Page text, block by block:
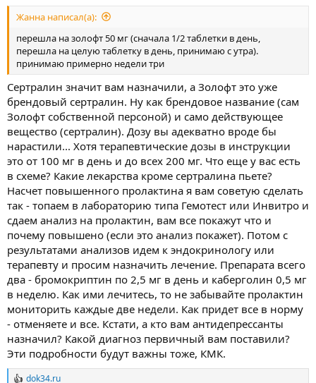
Жанна написал(а):
перешла на золофт 50 мг (сначала 1/2 таблетки в день,
перешла на целую таблетку в день, принимаю с утра).
принимаю примерно недели три
Сертралин значит вам назначили, а Золофт это уже
брендовый сертралин. Ну как брендовое название (сам
Золофт собственной персоной) и само действующее
вещество (сертралин). Дозу вы адекватно вроде бы
нарастили... Хотя терапевтические дозы в инструкции
это от 100 мг в день и до всех 200 мг. Что еще у вас есть
в схеме? Какие лекарства кроме сертралина пьете?
Насчет повышенного пролактина я вам советую сделать
так - топаем в лабораторию типа Гемотест или Инвитро и
сдаем анализ на пролактин, вам все покажут что и
почему повышено (если это анализ покажет). Потом с
результатами анализов идем к эндокринологу или
терапевту и просим назначить лечение. Препарата всего
два - бромокриптин по 2,5 мг в день и каберголин 0,5 мг
в неделю. Как ими лечитесь, то не забывайте пролактин
мониторить каждые две недели. Как придет все в норму
- отменяете и все. Кстати, а кто вам антидепрессанты
назначил? Какой диагноз первичный вам поставили?
Эти подробности будут важны тоже, КМК.
dok34.ru